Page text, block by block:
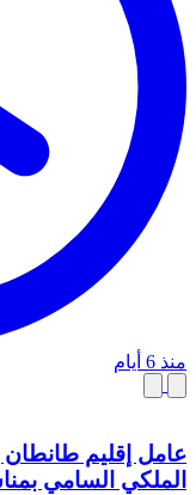
منذ 6 أيام
عامل إقليم
الملكي السامي